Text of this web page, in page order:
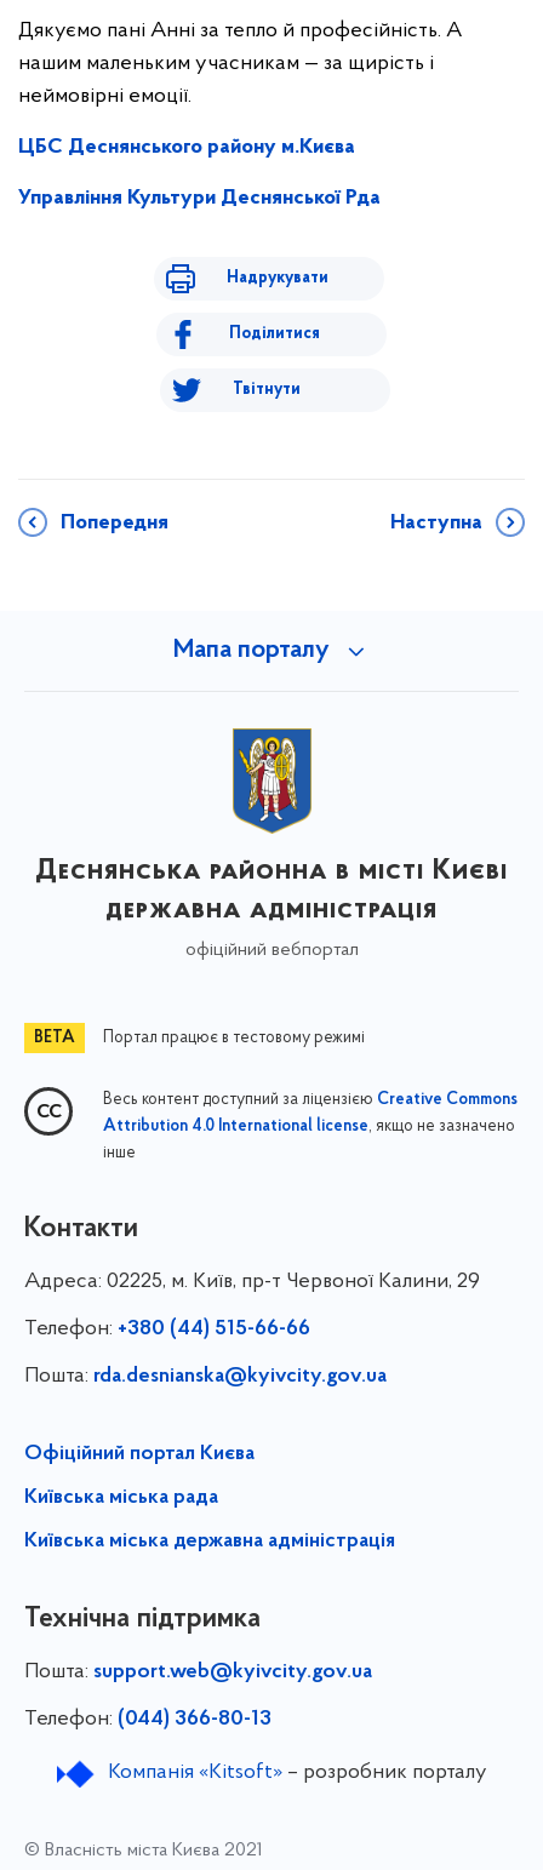
Дякуємо пані Анні за тепло й професійність. А
нашим маленьким учасникам — за щирість і
неймовірні емоції.
ЦБС Деснянського району м.Києва
Управління Культури Деснянської Рда
Надрукувати
Поділитися
Твітнути
Попередня Наступна
Мапа порталу
Деснянська районна в місті Києві
державна адміністрація
офіційний вебпортал
Портал працює в тестовому режимі
Весь контент доступний за ліцензією Creative Commons
Attribution 4.0 International license, якщо не зазначено
інше
Контакти
Адреса: 02225, м. Київ, пр-т Червоної Калини, 29
Телефон: +380 (44) 515-66-66
Пошта: rda.desnianska@kyivcity.gov.ua
Офіційний портал Києва
Київська міська рада
Київська міська державна адміністрація
Технічна підтримка
Пошта: support.web@kyivcity.gov.ua
Телефон: (044) 366-80-13
Компанія «Kitsoft»– розробник порталу
© Власність міста Києва 2021